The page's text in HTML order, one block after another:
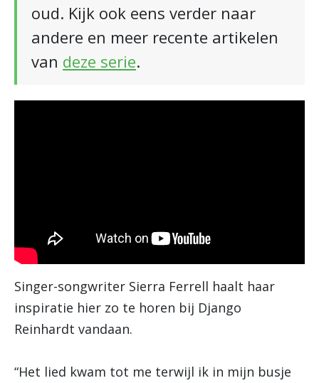
oud. Kijk ook eens verder naar
andere en meer recente artikelen
van deze serie.
Singer-songwriter Sierra Ferrell haalt haar
inspiratie hier zo te horen bij Django
Reinhardt vandaan.
“Het lied kwam tot me terwijl ik in mijn busje